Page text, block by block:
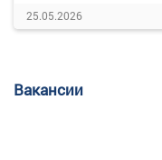
25.05.2026
Вакансии